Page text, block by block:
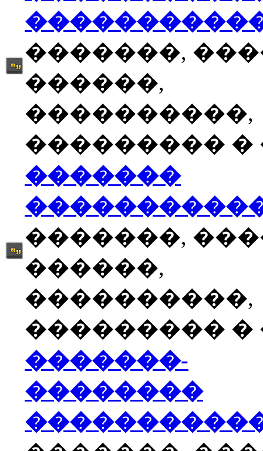
�������,
������,
����������,
��������� �
�������
�������,
������,
����������,
��������� �
�������-
��������